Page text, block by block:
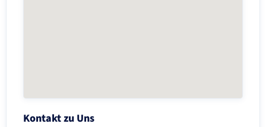
Kontakt zu Uns